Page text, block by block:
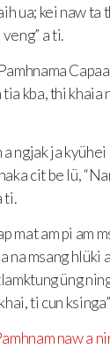
ua; kei naw ta
a ti.
kba, thi khaia
a ngjak ja
cit be lü,
ti.
mat am pi am
na msang hlüki
üng
ti cun
naw a